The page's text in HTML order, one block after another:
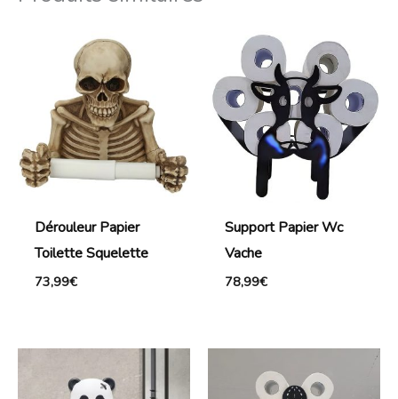
Dérouleur Papier
Toilette Squelette
73,99€
Support Papier Wc
Vache
78,99€